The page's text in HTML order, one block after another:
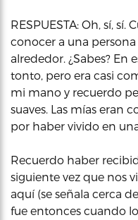
RESPUESTA: Oh, sí,
conocer a una
alrededor. ¿Sabes? En
tonto, pero era casi
mi mano y recuerdo
suaves. Las mías eran
por haber vivido en
Recuerdo haber
siguiente vez que nos
aquí (se señala cerca
fue entonces cuando